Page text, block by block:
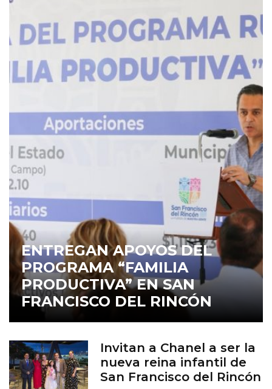
ENTREGAN APOYOS DEL
PROGRAMA “FAMILIA
PRODUCTIVA” EN SAN
FRANCISCO DEL RINCÓN
Invitan a Chanel a ser la
nueva reina infantil de
San Francisco del Rincón